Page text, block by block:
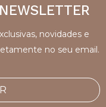
novidades e
no seu email.